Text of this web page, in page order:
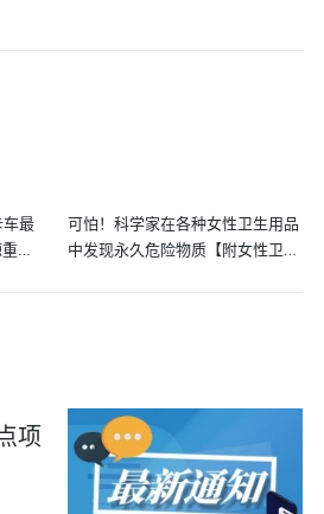
最
卡
可怕！科学家在各种女性卫生用品
中发现永久危险物质【附女性卫生
项